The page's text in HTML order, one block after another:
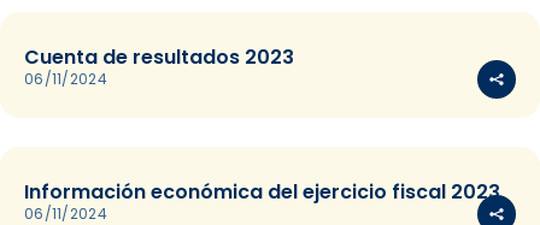
Cuenta de resultados 2023
06/11/2024
Información económica del ejercicio fiscal 2023
06/11/2024